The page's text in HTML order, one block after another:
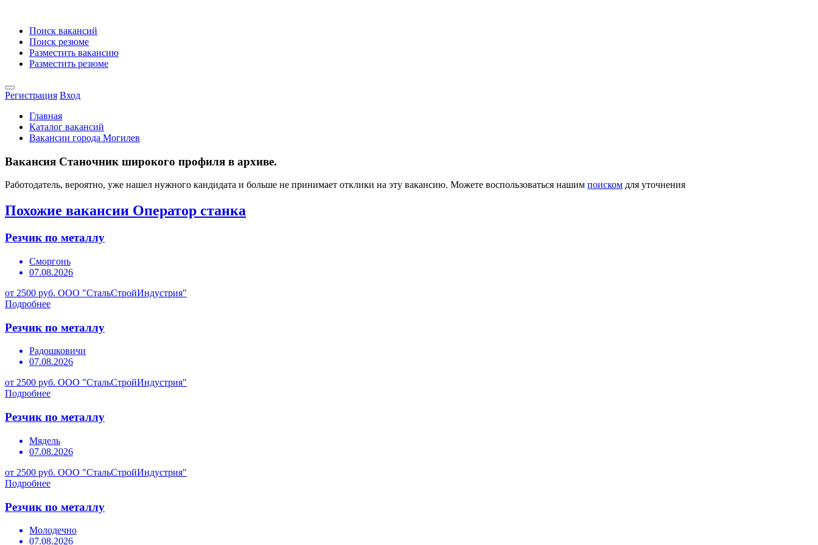
Поиск вакансий
Поиск резюме
Разместить вакансию
Разместить резюме
Регистрация Вход
Главная
Каталог вакансий
Вакансии города Могилев
Вакансия Станочник широкого профиля в архиве.
Работодатель, вероятно, уже нашел нужного кандидата и больше не принимает отклики на эту вакансию. Можете воспользоваться нашим поиском для уточнения
Похожие вакансии Оператор станка
Резчик по металлу
Сморгонь
07.08.2026
от 2500 руб. ООО "СтальСтройИндустрия"
Подробнее
Резчик по металлу
Радошковичи
07.08.2026
от 2500 руб. ООО "СтальСтройИндустрия"
Подробнее
Резчик по металлу
Мядель
07.08.2026
от 2500 руб. ООО "СтальСтройИндустрия"
Подробнее
Резчик по металлу
Молодечно
07.08.2026